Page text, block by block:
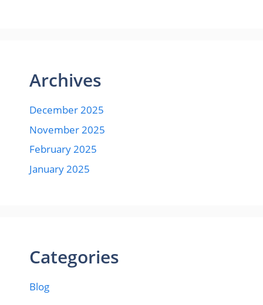
Archives
December 2025
November 2025
February 2025
January 2025
Categories
Blog